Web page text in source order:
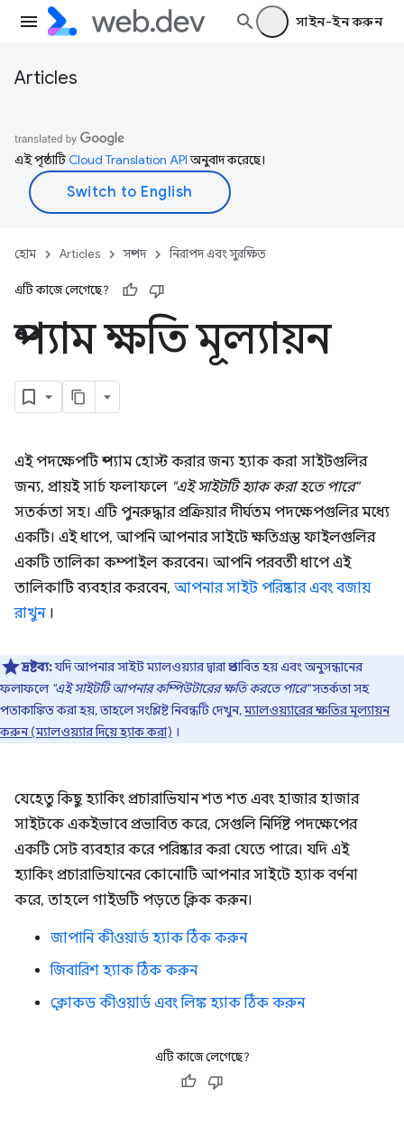
সাইন-ইন করুন
Articles
এই পৃষ্ঠাটিCloud Translation APIঅনুবাদ করেছে।
হোম Articles সম্পদ নিরাপদ এবং সুরক্ষিত
এটি কাজে লেগেছে?
স্প্যাম ক্ষতি মূল্যায়ন
এই পদক্ষেপটি স্প্যাম হোস্ট করার জন্য হ্যাক করা সাইটগুলির
জন্য, প্রায়ই সার্চ ফলাফলে "এই সাইটটি হ্যাক করা হতে পারে"
সতর্কতা সহ। এটি পুনরুদ্ধার প্রক্রিয়ার দীর্ঘতম পদক্ষেপগুলির মধ্যে
একটি। এই ধাপে, আপনি আপনার সাইটে ক্ষতিগ্রস্ত ফাইলগুলির
একটি তালিকা কম্পাইল করবেন। আপনি পরবর্তী ধাপে এই
তালিকাটি ব্যবহার করবেন, আপনার সাইট পরিষ্কার এবং বজায়
রাখুন।
দ্রষ্টব্য:যদি আপনার সাইট ম্যালওয়্যার দ্বারা প্রভাবিত হয় এবং অনুসন্ধানের
ফলাফলে "এই সাইটটি আপনার কম্পিউটারের ক্ষতি করতে পারে"সতর্কতা সহ
পতাকাঙ্কিত করা হয়, তাহলে সংশ্লিষ্ট নিবন্ধটি দেখুন,ম্যালওয়্যারের ক্ষতির মূল্যায়ন
করুন (ম্যালওয়্যার দিয়ে হ্যাক করা) ।
যেহেতু কিছু হ্যাকিং প্রচারাভিযান শত শত এবং হাজার হাজার
সাইটকে একইভাবে প্রভাবিত করে, সেগুলি নির্দিষ্ট পদক্ষেপের
একটি সেট ব্যবহার করে পরিষ্কার করা যেতে পারে। যদি এই
হ্যাকিং প্রচারাভিযানের কোনোটি আপনার সাইটে হ্যাক বর্ণনা
করে, তাহলে গাইডটি পড়তে ক্লিক করুন।
জাপানি কীওয়ার্ড হ্যাক ঠিক করুন
জিবারিশ হ্যাক ঠিক করুন
ক্লোকড কীওয়ার্ড এবং লিঙ্ক হ্যাক ঠিক করুন
এটি কাজে লেগেছে?